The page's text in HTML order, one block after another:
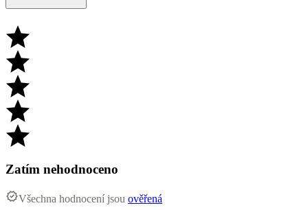
Zatím nehodnoceno
Všechna hodnocení jsou ověřená